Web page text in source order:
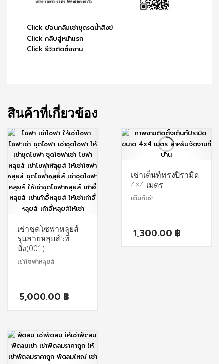
Click ย้อนกลับเช่าชุดรดน้ำสังข์
Click กลับสู่หน้าแรก
Click รีวิวติดตั้งงาน
สินค้าที่เกี่ยวข้อง
เช่าชุดโซฟาหลุยส์
รุ่นลายหลุยส์5ที่
นั่ง(001)
เช่าโซฟาหลุยส์
5,000.00 ฿
เช่าเต็นท์ทรงปิรามิด
4×4 เมตร
เต๊นท์เช่า
1,300.00 ฿